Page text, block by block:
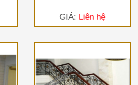
GIÁ: Liên hệ